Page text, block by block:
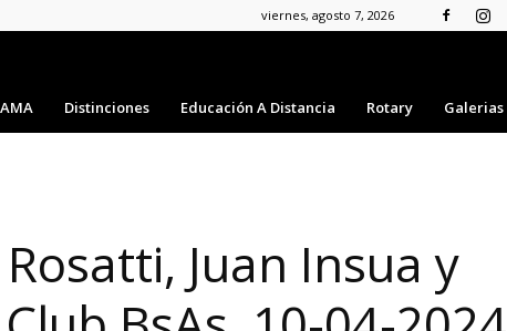
viernes, agosto 7, 2026
Distinciones Educación A Distancia Rotary Galerias
Juan Insua y